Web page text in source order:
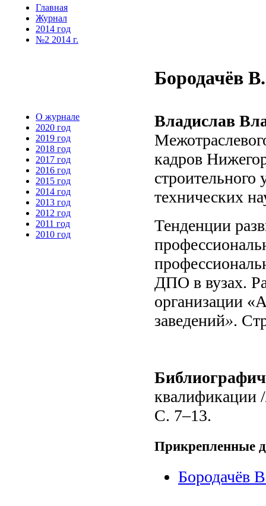
Главная
Журнал
2014 год
№2 2014 г.
Бородачёв
О журнале
2020 год
2019 год
2018 год
2017 год
2016 год
2015 год
2014 год
2013 год
2012 год
2011 год
2010 год
Владислав
кадров
строительного
технических
Тенденции
ДПО в вузах.
организации
заведений».
квалификации
С. 7–13.
Прикрепленные
Бородачёв